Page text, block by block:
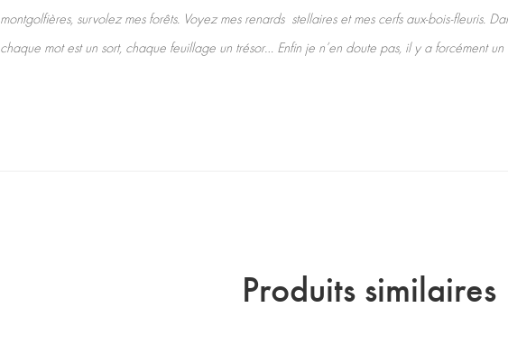
montgolfières, survolez mes forêts. Voyez mes renards stellaires et mes cerfs aux-bois-fleuris.
chaque mot est un sort, chaque feuillage un trésor… Enfin je n’en doute pas, il y a forcément
Produits similaires